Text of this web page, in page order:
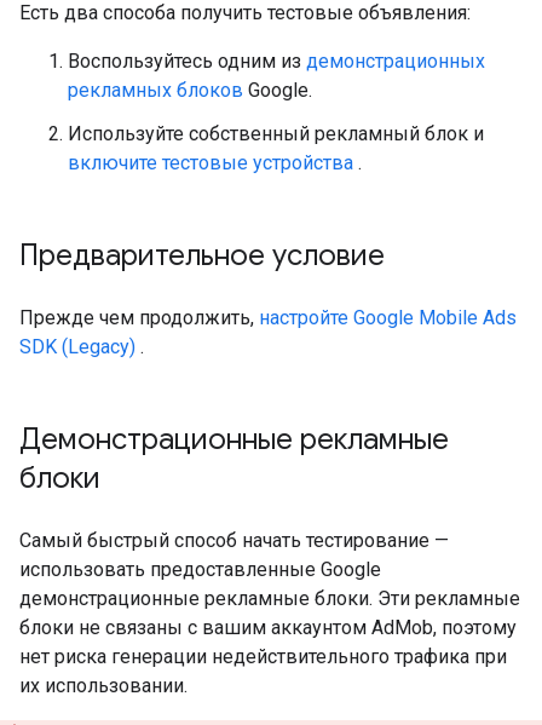
Есть два способа получить тестовые объявления:
Воспользуйтесь одним из демонстрационных
рекламных блоков Google.
Используйте собственный рекламный блок и
включите тестовые устройства .
Предварительное условие
Прежде чем продолжить, настройте Google Mobile Ads
SDK (Legacy) .
Демонстрационные рекламные
блоки
Самый быстрый способ начать тестирование —
использовать предоставленные Google
демонстрационные рекламные блоки. Эти рекламные
блоки не связаны с вашим аккаунтом AdMob, поэтому
нет риска генерации недействительного трафика при
их использовании.